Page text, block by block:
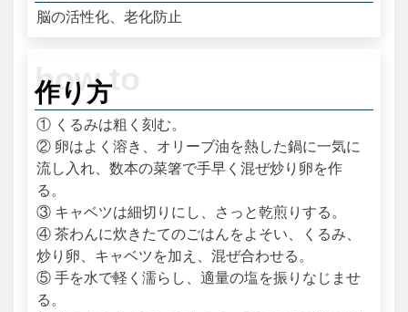
脳の活性化、老化防止
作り方
① くるみは粗く刻む。
② 卵はよく溶き、オリーブ油を熱した鍋に一気に
流し入れ、数本の菜箸で手早く混ぜ炒り卵を作
る。
③ キャベツは細切りにし、さっと乾煎りする。
④ 茶わんに炊きたてのごはんをよそい、くるみ、
炒り卵、キャベツを加え、混ぜ合わせる。
⑤ 手を水で軽く濡らし、適量の塩を振りなじませ
る。